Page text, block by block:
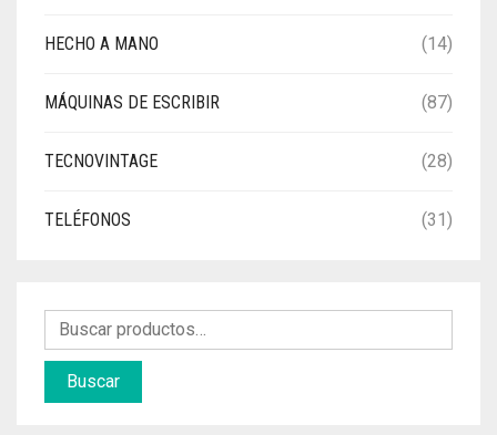
HECHO A MANO (14)
MÁQUINAS DE ESCRIBIR (87)
TECNOVINTAGE (28)
TELÉFONOS (31)
Buscar